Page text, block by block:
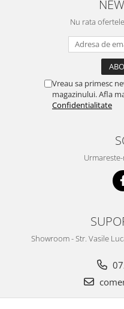
Surubelnite fine
Truse / Kituri Ceasornicar
Nu rata
Vreau sa primesc
magazinului. Afla
Confidentialitate
Showroom - Str. Vasile